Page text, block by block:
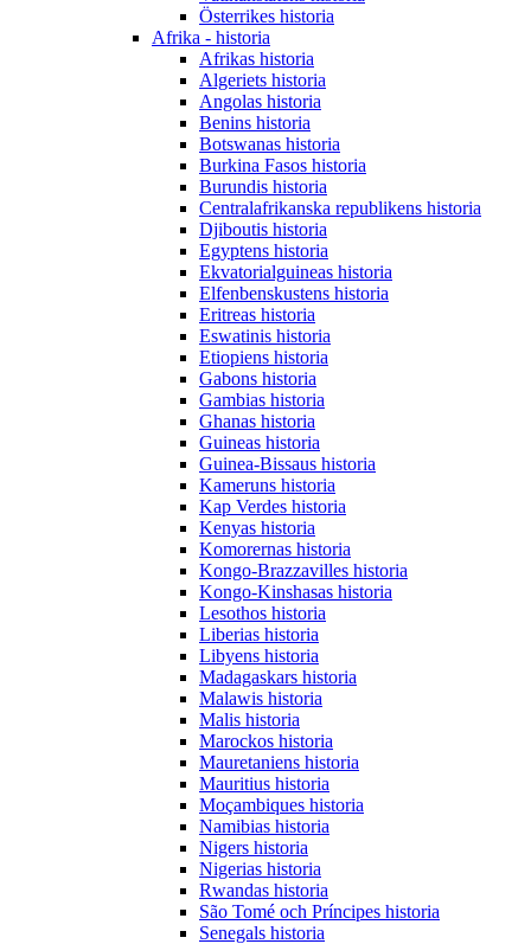
Österrikes historia
Afrika - historia
Afrikas historia
Algeriets historia
Angolas historia
Benins historia
Botswanas historia
Burkina Fasos historia
Burundis historia
Centralafrikanska republikens historia
Djiboutis historia
Egyptens historia
Ekvatorialguineas historia
Elfenbenskustens historia
Eritreas historia
Eswatinis historia
Etiopiens historia
Gabons historia
Gambias historia
Ghanas historia
Guineas historia
Guinea-Bissaus historia
Kameruns historia
Kap Verdes historia
Kenyas historia
Komorernas historia
Kongo-Brazzavilles historia
Kongo-Kinshasas historia
Lesothos historia
Liberias historia
Libyens historia
Madagaskars historia
Malawis historia
Malis historia
Marockos historia
Mauretaniens historia
Mauritius historia
Moçambiques historia
Namibias historia
Nigers historia
Nigerias historia
Rwandas historia
São Tomé och Príncipes historia
Senegals historia